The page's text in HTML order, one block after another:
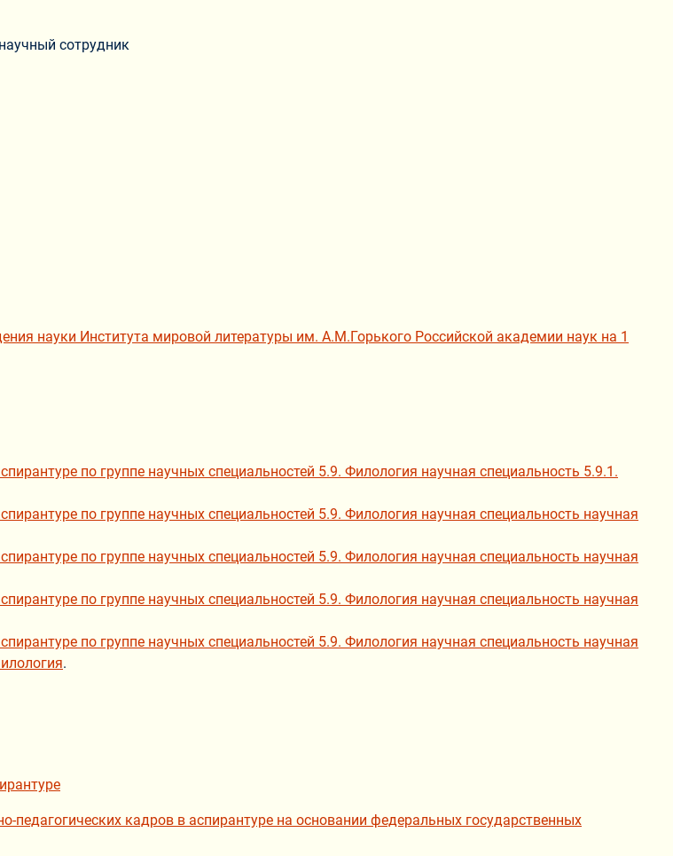
сотрудник
науки Института мировой литературы им. А.М.Горького Российской академии наук на 1
по группе научных специальностей 5.9. Филология научная специальность 5.9.1.
по группе научных специальностей 5.9. Филология научная специальность научная
по группе научных специальностей 5.9. Филология научная специальность научная
по группе научных специальностей 5.9. Филология научная специальность научная
по группе научных специальностей 5.9. Филология научная специальность научная
.
кадров в аспирантуре на основании федеральных государственных